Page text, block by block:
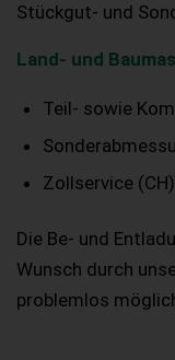
Stückgut- und
Land- und
Teil- sowie
Zollservice (CH)
Die Be- und
Wunsch durch
problemlos